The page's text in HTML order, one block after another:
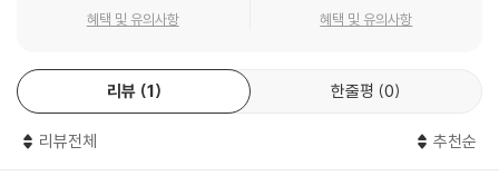
혜택 및 유의사항 혜택 및 유의사항
리뷰 1 한줄평 0
리뷰전체 추천순